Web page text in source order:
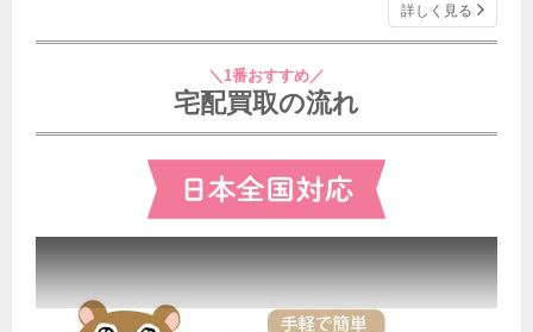
詳しく見る
＼1番おすすめ／
宅配買取の流れ